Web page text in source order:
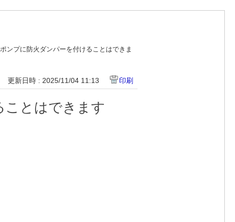
ンプに防火ダンパーを付けることはできま
更新日時 : 2025/11/04 11:13 印刷
ことはできます